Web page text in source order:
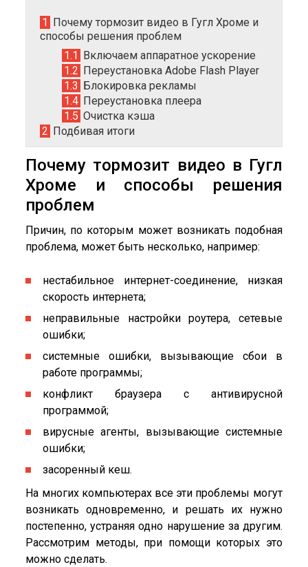
1
Почему тормозит видео в Гугл Хроме и
способы решения проблем
1.1
Включаем аппаратное ускорение
1.2 Переустановка Adobe Flash Player
1.3
Блокировка рекламы
1.4 Переустановка плеера
1.5 Очистка кэша
2 Подбивая итоги
Почему тормозит видео в Гугл
Хроме и способы решения
проблем
Причин, по которым может возникать подобная
проблема, может быть несколько, например:
нестабильное интернет-соединение, низкая
скорость интернета;
неправильные настройки роутера, сетевые
ошибки;
системные ошибки, вызывающие сбои в
работе программы;
конфликт браузера с антивирусной
программой;
вирусные агенты, вызывающие системные
ошибки;
засоренный кеш.
На многих компьютерах все эти проблемы могут
возникать одновременно, и решать их нужно
постепенно, устраняя одно нарушение за другим.
Рассмотрим методы, при помощи которых это
можно сделать.